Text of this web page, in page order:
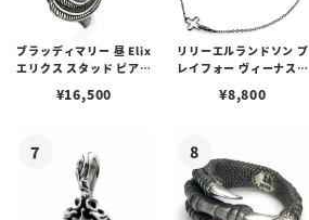
ブラッディマリー 昼 Elix
エリクス スタッド ピアス
¥16,500
リリーエルランドソン プ
レイフォー ヴィーナスチ
¥8,800